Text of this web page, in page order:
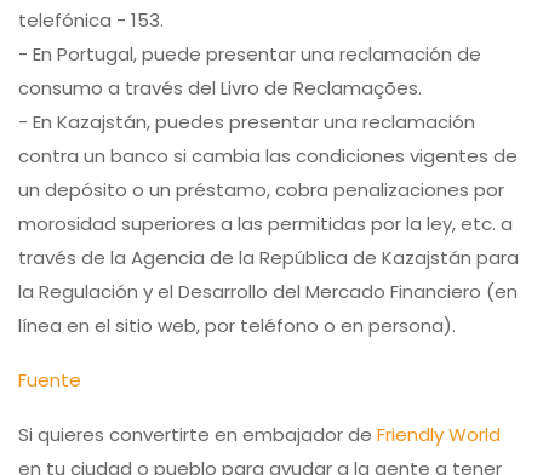
telefónica - 153.
- En Portugal, puede presentar una reclamación de
consumo a través del Livro de Reclamações.
- En Kazajstán, puedes presentar una reclamación
contra un banco si cambia las condiciones vigentes de
un depósito o un préstamo, cobra penalizaciones por
morosidad superiores a las permitidas por la ley, etc. a
través de la Agencia de la República de Kazajstán para
la Regulación y el Desarrollo del Mercado Financiero (en
línea en el sitio web, por teléfono o en persona).
Fuente
Si quieres convertirte en embajador de Friendly World
en tu ciudad o pueblo para ayudar a la gente a tener